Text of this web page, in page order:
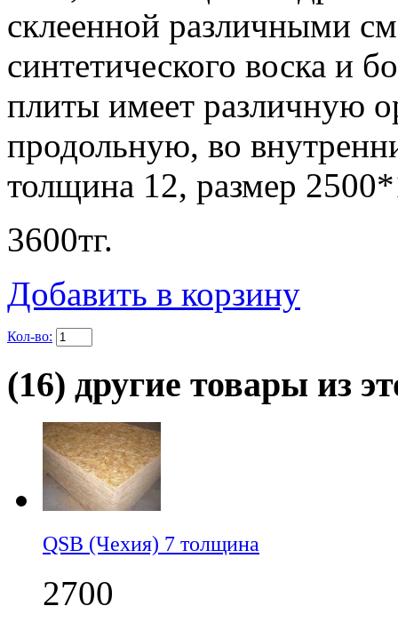
склеенной различными
синтетического воска и
плиты имеет различную
продольную, во
толщина 12, размер
3600тг.
Добавить в корзину
Кол-во:
(16) другие товары из
QSB (Чехия) 7 толщина
2700